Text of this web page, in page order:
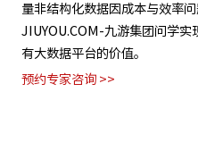
型应用，能够理解、记忆和推
提问。
预约专家咨询 >>